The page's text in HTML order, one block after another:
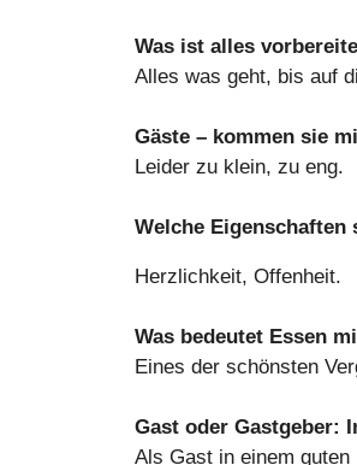
Was ist alles
Alles was geht, bis auf
Gäste – kommen sie
Leider zu klein, zu eng.
Welche Eigenschaften
Herzlichkeit, Offenheit.
Was bedeutet Essen
Eines der schönsten
Gast oder Gastgeber:
Als Gast in einem